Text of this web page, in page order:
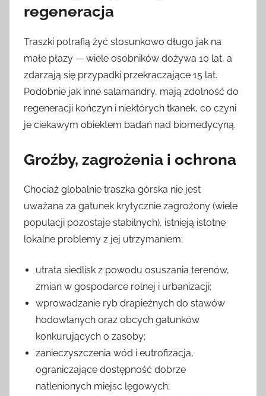
regeneracja
Traszki potrafią żyć stosunkowo długo jak na
małe płazy — wiele osobników dożywa 10 lat, a
zdarzają się przypadki przekraczające 15 lat.
Podobnie jak inne salamandry, mają zdolność do
regeneracji kończyn i niektórych tkanek, co czyni
je ciekawym obiektem badań nad biomedycyną.
Groźby, zagrożenia i ochrona
Chociaż globalnie traszka górska nie jest
uważana za gatunek krytycznie zagrożony (wiele
populacji pozostaje stabilnych), istnieją istotne
lokalne problemy z jej utrzymaniem:
utrata siedlisk z powodu osuszania terenów,
zmian w gospodarce rolnej i urbanizacji;
wprowadzanie ryb drapieżnych do stawów
hodowlanych oraz obcych gatunków
konkurujących o zasoby;
zanieczyszczenia wód i eutrofizacja,
ograniczające dostępność dobrze
natlenionych miejsc lęgowych;